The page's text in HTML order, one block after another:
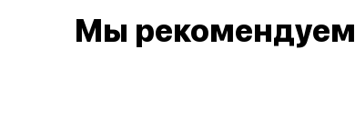
Мы рекомендуем